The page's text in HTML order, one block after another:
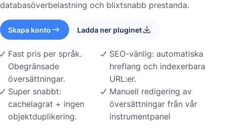
databasöverbelastning och blixtsnabb prestanda.
Skapa konto Ladda ner pluginet
Fast pris per språk.
Obegränsade
översättningar.
Super snabbt:
cachelagrat + ingen
objektduplikering.
SEO-vänlig: automatiska
hreflang och indexerbara
URL:er.
Manuell redigering av
översättningar från vår
instrumentpanel